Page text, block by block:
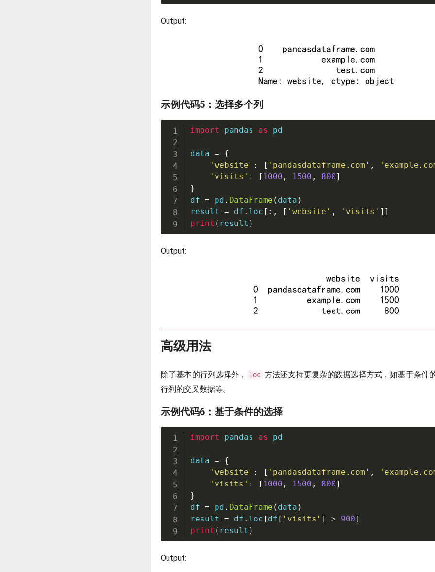
Output:
示例代码5：选择多个列
import pandas as pd
data =
{
'website' : [ 'pandasdataframe.com' ,
'visits' : [ 1000 , 1500 , 800]
}
df = pd . DataFrame ( data )
result = df . loc [ : , [ 'website' , 'visits' ] ]
print ( result )
Output:
高级用法
除了基本的行列选择外， loc 方法还支持更复杂的数据选择方式，如基于条件
行列的交叉数据等。
示例代码6：基于条件的选择
import pandas as pd
data =
{
'website' : [ 'pandasdataframe.com' ,
'visits' : [ 1000 , 1500 , 800]
}
df = pd . DataFrame ( data )
result = df . loc [ df [ 'visits' ] > 900]
print ( result )
Output: